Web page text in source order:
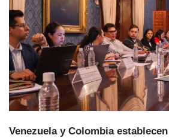
Venezuela y Colombia